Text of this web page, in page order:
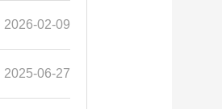
2026-02-09
2025-06-27